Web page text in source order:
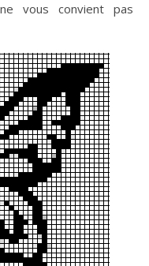
vous convient pas